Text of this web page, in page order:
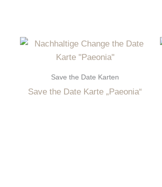
Save the Date Karten
Save the Date Karte „Paeonia“